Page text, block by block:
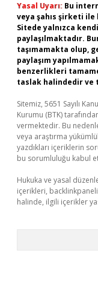
Yasal Uyarı: Bu
veya şahıs şirketi ile
Sitede yalnızca
paylaşılmaktadır.
taşımamakta olup,
paylaşım
benzerlikleri
taslak halindedir ve
Sitemiz, 5651 Sayılı
Kurumu (BTK)
vermektedir. Bu
veya araştırma
yazdıkları içeriklerin
bu sorumluluğu kabul
Hukuka ve yasal
içerikleri,
halinde, ilgili içerikler